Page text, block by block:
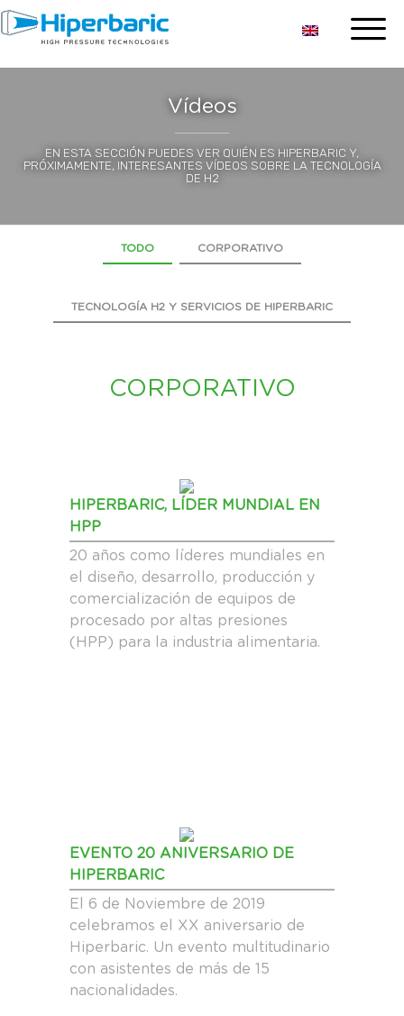
Vídeos
EN ESTA SECCIÓN PUEDES VER QUIÉN ES HIPERBARIC Y,
PRÓXIMAMENTE, INTERESANTES VÍDEOS SOBRE LA TECNOLOGÍA
DE H2
TODO CORPORATIVO
TECNOLOGÍA H2 Y SERVICIOS DE HIPERBARIC
CORPORATIVO
HIPERBARIC, LÍDER MUNDIAL EN
HPP
20 años como líderes mundiales en
el diseño, desarrollo, producción y
comercialización de equipos de
procesado por altas presiones
(HPP) para la industria alimentaria.
EVENTO 20 ANIVERSARIO DE
HIPERBARIC
El 6 de Noviembre de 2019
celebramos el XX aniversario de
Hiperbaric. Un evento multitudinario
con asistentes de más de 15
nacionalidades.